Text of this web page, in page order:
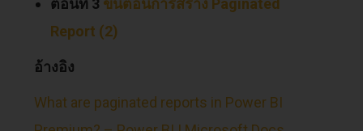
ตอนที่ 3 ขั้นตอนการสร้าง Paginated
Report (2)
อ้างอิง
What are paginated reports in Power BI